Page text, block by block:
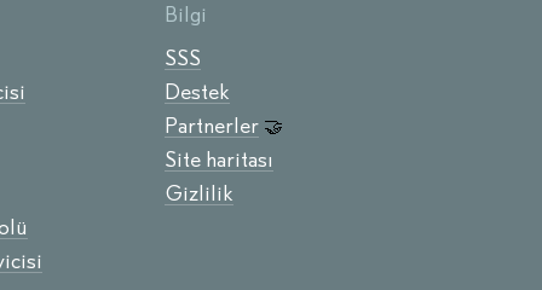
Bilgi
SSS
Destek
Partnerler 🤝
Site haritası
Gizlilik